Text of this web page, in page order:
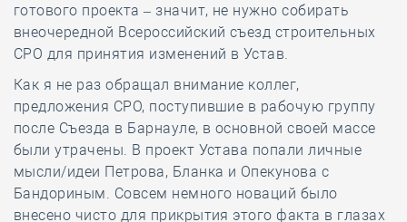
готового проекта – значит, не нужно собирать
внеочередной Всероссийский съезд строительных
СРО для принятия изменений в Устав.
Как я не раз обращал внимание коллег,
предложения СРО, поступившие в рабочую группу
после Съезда в Барнауле, в основной своей массе
были утрачены. В проект Устава попали личные
мысли/идеи Петрова, Бланка и Опекунова с
Бандориным. Совсем немного новаций было
внесено чисто для прикрытия этого факта в глазах